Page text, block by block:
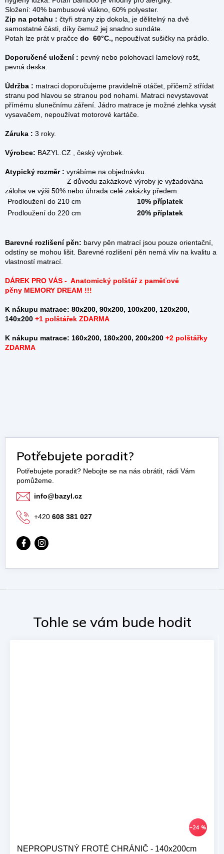
–24 %
NEPROPUSTNÝ FROTÉ CHRÁNIČ - 140x200cm
Složení: 40% bambusové vlákno, 60% polyester.
Zip na potahu : čtyři strany zip dokola, je dělitelný na dvě
samostatné části, díky čemuž jej snadno sundáte.
Potah lze prát v pračce do 60°C., nepoužívat sušičky na prádlo.
Doporučené uložení : pevný nebo polohovací lamelový rošt,
pevná deska.
Údržba : matraci doporučujeme pravidelně otáčet, přičemž střídat
stranu pod hlavou se stranou pod nohami. Matraci nevystavovat
přímému slunečnímu záření. Jádro matrace je možné zlehka vysát
vysavačem, nepoužívat motorové kartáče.
Záruka : 3 roky.
Výrobce: BAZYL.CZ , český výrobek.
Atypický rozměr : vyrábíme na objednávku.
Z důvodu zakázkové výroby je vyžadována
záloha ve výši 50% nebo úhrada celé zakázky předem.
Prodloužení do 210 cm
10% příplatek
Prodloužení do 220 cm
20% příplatek
Barevné rozlišení pěn: barvy pěn matrací jsou pouze orientační,
odstíny se mohou lišit. Barevné rozlišení pěn nemá vliv na kvalitu a
vlastností matrací.
DÁREK PRO VÁS - Anatomický polštář z paměťové
pěny MEMORY DREAM !!!
K nákupu matrace: 80x200, 90x200, 100x200, 120x200,
140x200 +1 polštářek ZDARMA
K nákupu matrace: 160x200, 180x200, 200x200 +2 polštářky
ZDARMA
Potřebujete poradit?
info@bazyl.cz
+420 608 381 027